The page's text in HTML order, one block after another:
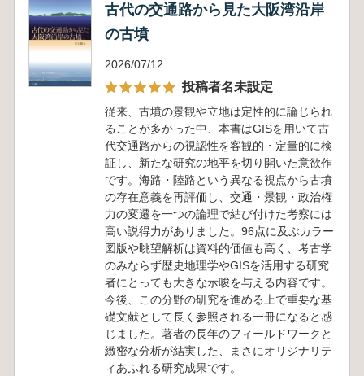
古代の交通路から見た大阪湾沿岸
の古墳
2026/07/12
投稿者名未設定
従来、古墳の景観や立地は定性的に論じられ
ることが多かった中、本書はGISを用いて古
代交通路からの視認性を客観的・定量的に検
証し、新たな研究の地平を切り開いた意欲作
です。海路・陸路という異なる視点から古墳
の存在意義を再評価し、交通・景観・政治権
力の変遷を一つの論理で結び付けた考察には
高い説得力がありました。96点に及ぶカラー
図版や眺望解析は資料的価値も高く、考古学
のみならず歴史地理学やGISを活用する研究
者にとっても大きな示唆を与える内容です。
今後、この分野の研究を進める上で重要な基
礎文献として長く参照される一冊になると感
じました。著者の長年のフィールドワークと
緻密な分析が結実した、まさにオリジナリテ
ィあふれる研究成果です。